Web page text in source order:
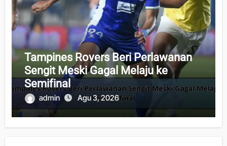
Tampines Rovers Beri Perlawanan
Sengit Meski Gagal Melaju ke
Semifinal
admin Agu 3, 2026